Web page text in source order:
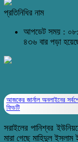
প্রতিনিধির নাম
আপডেট সময় :
৪৩৬ বার পড়া
আজকের জার্নাল অনলাইনের
ফিডটি
সরাইলের পানিশ্বর
মারা গেছে মাহিদুল